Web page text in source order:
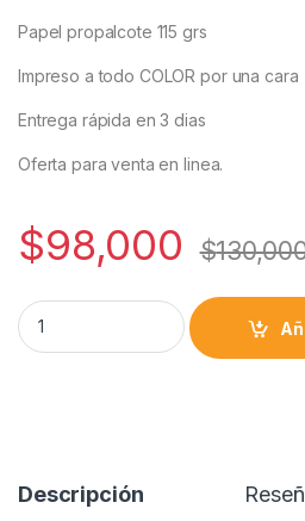
t
s
p
p
e
g
a
e
b
o
t
t
r
p
a
t
Papel propalcote 115 grs
Impreso a todo COLOR por una cara
Entrega rápida en 3 dias
Oferta para venta en linea.
$98,000 $
2000 Volantes publicitarios
Descripción